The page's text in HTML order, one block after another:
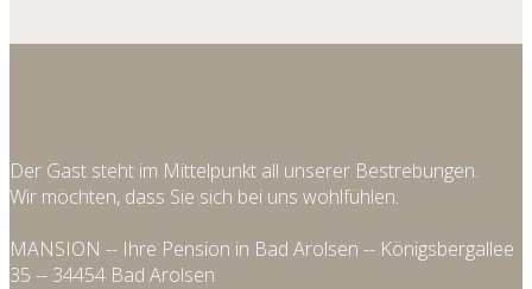
Der Gast steht im Mittelpunkt all unserer Bestrebungen.
Wir möchten, dass Sie sich bei uns wohlfühlen.
MANSION -- Ihre Pension in Bad Arolsen -- Königsbergallee
35 -- 34454 Bad Arolsen